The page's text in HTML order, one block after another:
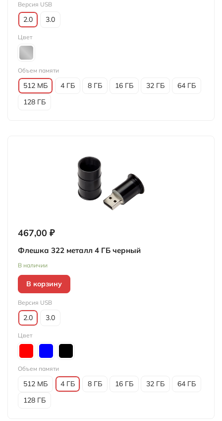
Версия USB
2.0 3.0
Цвет
Объем памяти
512 МБ 4 ГБ 8 ГБ 16 ГБ 32 ГБ
64 ГБ
128 ГБ
467,00 ₽
Флешка 322 металл 4 ГБ черный
В наличии
В корзину
Версия USB
2.0 3.0
Цвет
Объем памяти
512 МБ 4 ГБ 8 ГБ 16 ГБ 32 ГБ
64 ГБ
128 ГБ